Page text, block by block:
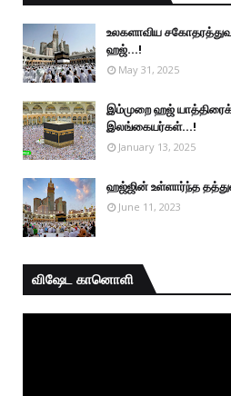
உலகளாவிய
ஹஜ்...!
May 31, 2025
இம்முறை ஹஜ்
இலங்கையர்கள்...!
January 13, 2025
ஹஜ்ஜின் உள்ளார்ந்த
June 11, 2023
விஷேட கானொளி